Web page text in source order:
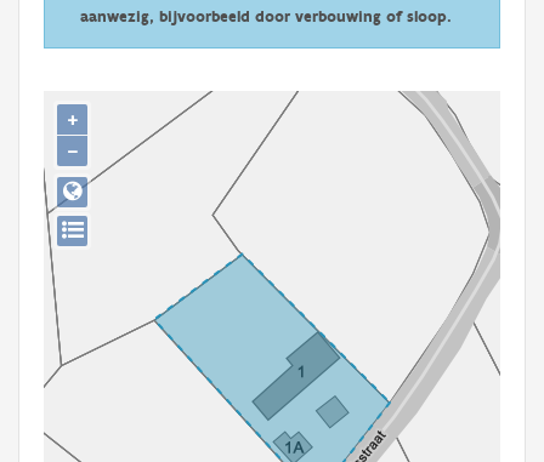
Downloads
Aanmelden
aanwezig, bijvoorbeeld door verbouwing of sloop.
+
−